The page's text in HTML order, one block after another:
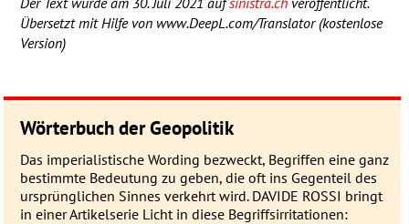
Übersetzt mit Hilfe von www.DeepL.com/Translator (kostenlose
Version)
Wörterbuch der Geopolitik
Das imperialistische Wording be­zweckt, Be­grif­fen eine ganz
be­stimmte Be­deu­­tung zu geben, die oft ins Gegen­­teil des
ur­sprüng­­lichen Sin­nes ver­­kehrt wird. DAVIDE ROSSI bringt
in einer Artikel­serie Licht in diese Be­griffs­ir­ri­ta­tionen: